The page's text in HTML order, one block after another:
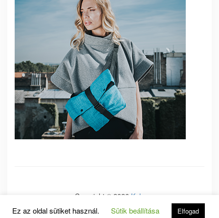
Copyright © 2026 Kale
Kaleby LyraThemes.com.
Ez az oldal sütiket használ. Sütik beállítása Elfogad